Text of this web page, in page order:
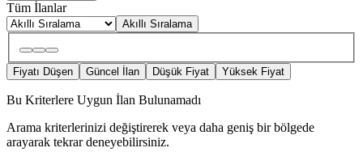
Tüm İlanlar
Akıllı Sıralama
Fiyatı Düşen Güncel İlan Düşük Fiyat Yüksek Fiyat
Bu Kriterlere Uygun İlan Bulunamadı
Arama kriterlerinizi değiştirerek veya daha geniş bir bölgede
arayarak tekrar deneyebilirsiniz.